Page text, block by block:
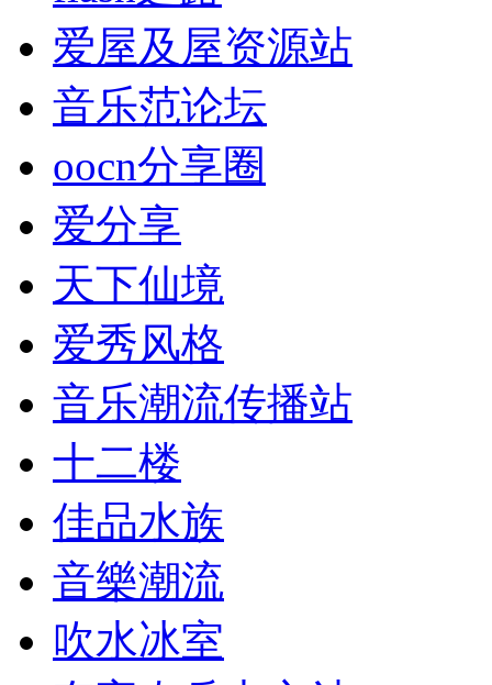
爱屋及屋资源站
音乐范论坛
oocn分享圈
爱分享
天下仙境
爱秀风格
音乐潮流传播站
十二楼
佳品水族
音樂潮流
吹水冰室